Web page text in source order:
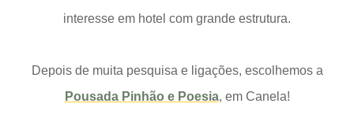
interesse em hotel com grande estrutura.
Depois de muita pesquisa e ligações, escolhemos a
Pousada Pinhão e Poesia, em Canela!